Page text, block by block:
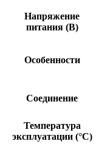
Напряжение
питания (В)
Особенности
Соединение
Температура
эксплуатации (°C)